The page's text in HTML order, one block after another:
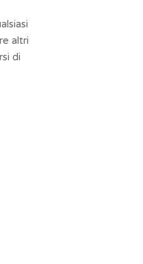
altri
di